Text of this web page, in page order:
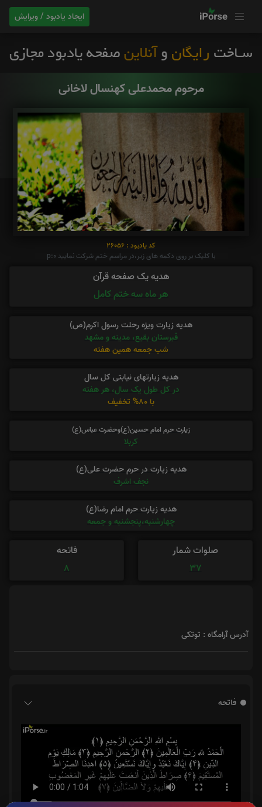
ایجاد یادبود / ویرایش
مرحوم محمدعلی کهنسال لاخانی
کد یادبود : 26056
با کلیک بر روی دکمه های زیر،در مراسم ختم شرکت نمایید p:0
هدیه یک صفحه قرآن
هر ماه سه ختم کامل
هدیه زیارت ویژه رحلت رسول اکرم(ص)
قبرستان بقیع، مدینه و مشهد
شب جمعه همین هفته
هدیه زیارتهای نیابتی کل سال
در کل طول یک سال، هر هفته
با 80% تخفیف
زیارت حرم امام حسین(ع)وحضرت عباس(ع)
کربلا
هدیه زیارت در حرم حضرت علی(ع)
نجف اشرف
هدیه زیارت حرم امام رضا(ع)
چهارشنبه،پنجشنبه و جمعه
صلوات شمار
37
فاتحه
8
آدرس آرامگاه : توتکی
فاتحه